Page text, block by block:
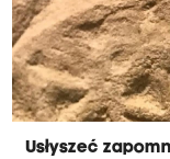
Usłyszeć